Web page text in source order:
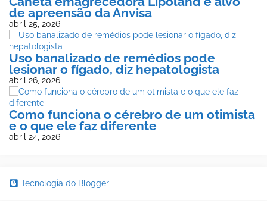
de apreensão da Anvisa
abril 25, 2026
Uso banalizado de remédios pode
lesionar o fígado, diz hepatologista
abril 26, 2026
Como funciona o cérebro de um otimista
e o que ele faz diferente
abril 24, 2026
Tecnologia do Blogger